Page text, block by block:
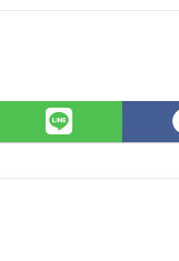
LINE
で